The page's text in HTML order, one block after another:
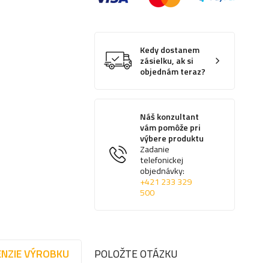
Kedy dostanem
zásielku, ak si
objednám teraz?
Náš konzultant
vám pomôže pri
výbere produktu
Zadanie
telefonickej
objednávky:
+421 233 329
500
VÝROBKU POLOŽTE OTÁZKU